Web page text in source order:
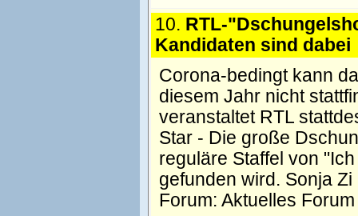
10. RTL-
Kandidaten sind dabei
Corona-bedingt kann
diesem Jahr nicht
veranstaltet RTL
Star - Die große
reguläre Staffel von
gefunden wird. Sonja Zi
Forum: Aktuelles Forum